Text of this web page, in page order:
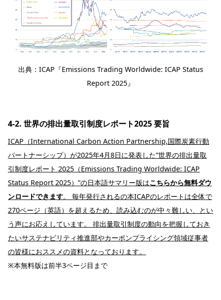
出典： ICAP『Emissions Trading Worldwide: ICAP Status
Report 2025』
4-2. 世界の排出量取引制度レポート2025 要旨
ICAP（International Carbon Action Partnership,国際炭素行動
パートナーシップ）が2025年4月8日に発表した”世界の排出量取
引制度レポート 2025（Emissions Trading Worldwide: ICAP
Status Report 2025）”の日本語サマリー版はこちらから無料ダウ
ンロードできます。 毎年発行されるの本ICAPのレポートは全体で
270ページ（英語）を超えるため、読み込むのが中々難しい、とい
う声にお応えしています。 排出量取引制度の動向を把握しておき
たいサステナビリティ推進部やカーボンプライシング領域従事者
の皆様におススメの資料となっております。
※本無料版は前半3ページ目まで